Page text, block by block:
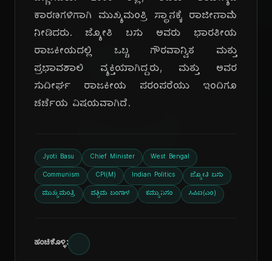
ದಿ
ಕಾರಣಗಳಿಗಾಗಿ ಮುಖ್ಯಮಂತ್ರಿ ಸ್ಥಾನಕ್ಕೆ ರಾಜೀನಾಮೆ
ನೀಡಿದರು. ಜ್ಯೋತಿ ಬಸು ಅವರು ಭಾರತೀಯ
ರಾಜಕೀಯದಲ್ಲಿ ಒಬ್ಬ ಗೌರವಾನ್ವಿತ ಮತ್ತು
ಪ್ರಭಾವಶಾಲಿ ವ್ಯಕ್ತಿಯಾಗಿದ್ದರು, ಮತ್ತು ಅವರ
ಸುದೀರ್ಘ ರಾಜಕೀಯ ಪರಂಪರೆಯು ಇಂದಿಗೂ
ಚರ್ಚೆಯ ವಿಷಯವಾಗಿದೆ.
Jyoti Basu Chief Minister West Bengal
Communism CPI(M) Indian Politics ಜ್ಯೋತಿ ಬಸು
ಮುಖ್ಯಮಂತ್ರಿ ಪಶ್ಚಿಮ ಬಂಗಾಳ ಕಮ್ಯುನಿಸಂ ಸಿಪಿಐ(ಎಂ)
ಹಂಚಿಕೊಳ್ಳಿ: